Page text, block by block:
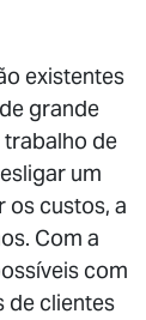
existentes
grande
de
um
os custos, a
Com a
com
de clientes